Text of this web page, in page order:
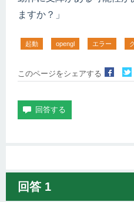
ますか？」
起動 opengl エラー
このページをシェアする
回答 1